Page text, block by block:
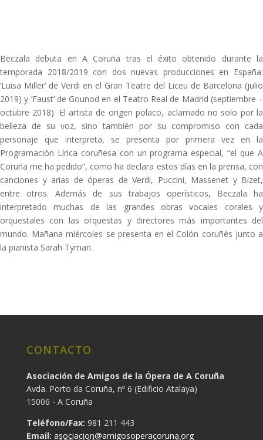
Beczala debuta en A Coruña tras el éxito obtenido durante la
temporada 2018/2019 con dos nuevas producciones en España:
‘Luisa Miller’ de Verdi en el Gran Teatre del Liceu de Barcelona (julio
2019) y ‘Faust’ de Gounod en el Teatro Real de Madrid (septiembre –
octubre 2018). El artista de origen polaco, aclamado no solo por la
belleza de su voz, sino también por su compromiso con cada
personaje que interpreta, se presenta por primera vez en la
Programación Lírica coruñesa con un programa especial, “el que A
Coruña me ha pedido”, como ha declara estos días en la prensa, con
canciones y arias de óperas de Verdi, Puccini, Massenet y Bizet,
entre otros. Además de sus trabajos operísticos, Beczala ha
interpretado muchas de las grandes obras vocales corales y
orquestales con las orquestas y directores más importantes del
mundo. Mañana miércoles se presenta en el Colón coruñés junto a
la pianista Sarah Tyman.
CONTACTO
Asociación de Amigos de la Ópera de A Coruña
Avda. Porto da Coruña, nº 6 (Edificio Atalaya)
15006 - A Coruña
Teléfono/Fax: 981 211 443
Email: asociacion@amigosoperacoruna.org